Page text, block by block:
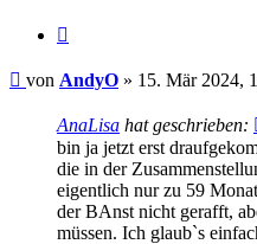
Beitrag
von AndyO » 15. Mär 2024,
AnaLisa hat geschrieben:
bin ja jetzt erst
die in der
eigentlich nur zu 59
der BAnst nicht gerafft,
müssen. Ich glaub`s